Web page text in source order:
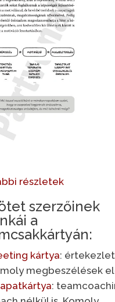
részletek
szerzőinek
a
kártya:
megbeszélések
: